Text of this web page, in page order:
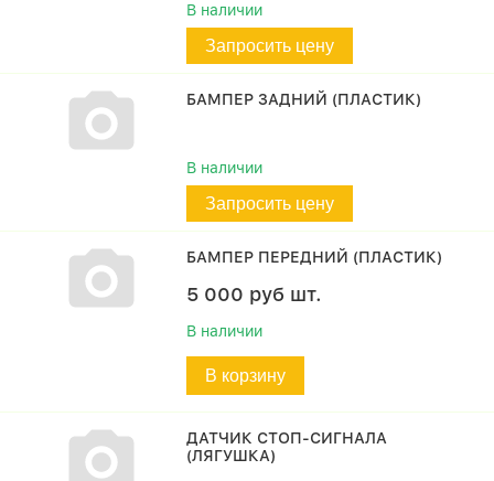
В наличии
Запросить цену
БАМПЕР ЗАДНИЙ (ПЛАСТИК)
В наличии
Запросить цену
БАМПЕР ПЕРЕДНИЙ (ПЛАСТИК)
5 000 руб шт.
В наличии
В корзину
ДАТЧИК СТОП-СИГНАЛА
(ЛЯГУШКА)